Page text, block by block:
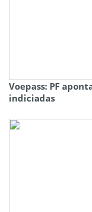
Voepass: PF
indiciadas